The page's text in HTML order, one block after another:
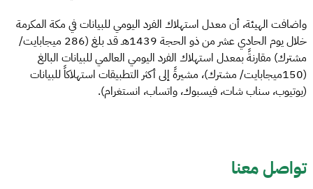
واضافت الهيئة، أن معدل استهلاك الفرد اليومي للبيانات في مكة المكرمة
خلال يوم الحادي عشر من ذو الحجة 1439هـ قد بلغ (286 ميجابايت/
مشترك) مقارنةً بمعدل استهلاك الفرد اليومي العالمي للبيانات البالغ
(150ميجابايت/ مشترك)، مشيرةً إلى أكثر التطبيقات استهلاكاً للبيانات
(يوتيوب، سناب شات، فيسبوك، واتساب، انستغرام).
تواصل معنا